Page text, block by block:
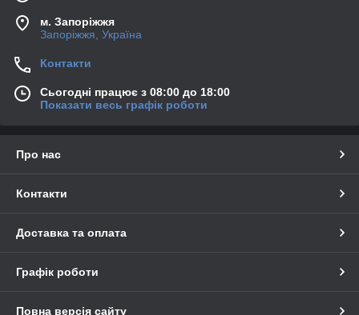
м. Запоріжжя
Запоріжжя, Україна
Контакти
Сьогодні працює з 08:00 до 18:00
Показати весь графік роботи
Про нас
Контакти
Доставка та оплата
Графік роботи
Повна версія сайту